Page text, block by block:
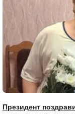
Президент